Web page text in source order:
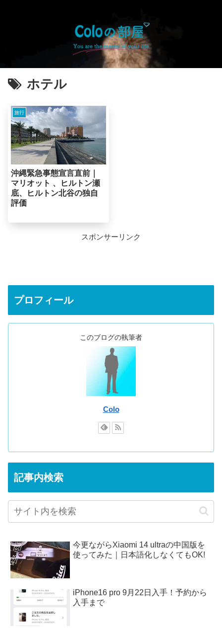
ホテル
旅行
沖縄緊急事態宣言直前｜
マリオット 、ヒルトン瀬
底、ヒルトン北谷の独自
評価
スポンサーリンク
プロフィール
このブログの執筆者
Colo
記事内検索
今更ながらXiaomi 14 ultraの中国版を
使ってみた｜日本語化しなくてもOK!
iPhone16 pro 9月22日入手！予約から
入手まで